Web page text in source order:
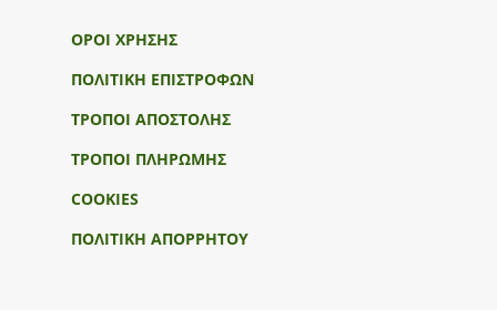
ΟΡΟΙ ΧΡΗΣΗΣ
ΠΟΛΙΤΙΚΗ ΕΠΙΣΤΡΟΦΩΝ
ΤΡΟΠΟΙ ΑΠΟΣΤΟΛΗΣ
ΤΡΟΠΟΙ ΠΛΗΡΩΜΗΣ
COOKIES
ΠΟΛΙΤΙΚΗ ΑΠΟΡΡΗΤΟΥ